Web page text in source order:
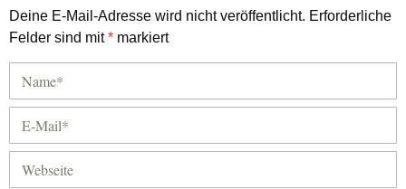
Deine E-Mail-Adresse wird nicht veröffentlicht. Erforderliche
Felder sind mit* markiert